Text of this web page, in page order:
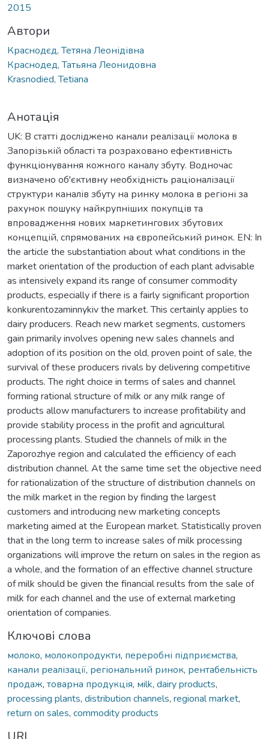
2015
Автори
Краснодєд, Тетяна Леонідівна
Краснодед, Татьяна Леонидовна
Krasnodied, Tetiana
Анотація
UK: В статті досліджено канали реалізації молока в
Запорізькій області та розраховано ефективність
функціонування кожного каналу збуту. Водночас
визначено об'єктивну необхідність раціоналізації
структури каналів збуту на ринку молока в регіоні за
рахунок пошуку найкрупніших покупців та
впровадження нових маркетингових збутових
концепцій, спрямованих на європейський ринок. EN: In
the article the substantiation about what conditions in the
market orientation of the production of each plant advisable
as intensively expand its range of consumer commodity
products, especially if there is a fairly significant proportion
konkurentozaminnykiv the market. This certainly applies to
dairy producers. Reach new market segments, customers
gain primarily involves opening new sales channels and
adoption of its position on the old, proven point of sale, the
survival of these producers rivals by delivering competitive
products. The right choice in terms of sales and channel
forming rational structure of milk or any milk range of
products allow manufacturers to increase profitability and
provide stability process in the profit and agricultural
processing plants. Studied the channels of milk in the
Zaporozhye region and calculated the efficiency of each
distribution channel. At the same time set the objective need
for rationalization of the structure of distribution channels on
the milk market in the region by finding the largest
customers and introducing new marketing concepts
marketing aimed at the European market. Statistically proven
that in the long term to increase sales of milk processing
organizations will improve the return on sales in the region as
a whole, and the formation of an effective channel structure
of milk should be given the financial results from the sale of
milk for each channel and the use of external marketing
orientation of companies.
Ключові слова
молоко, молокопродукти, переробні підприємства,
канали реалізації, регіональний ринок, рентабельність
продаж, товарна продукція, мilk, dairy products,
processing plants, distribution channels, regional market,
return on sales, commodity products